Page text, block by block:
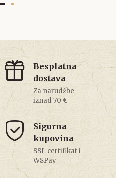
Besplatna
dostava
Za narudžbe
iznad 70 €
Sigurna
kupovina
SSL certifikat i
WSPay